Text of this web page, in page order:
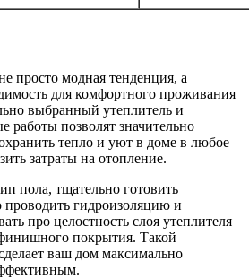
просто модная тенденция, а
для комфортного проживания
выбранный утеплитель и
работы позволят значительно
тепло и уют в доме в любое
затраты на отопление.
пола, тщательно готовить
проводить гидроизоляцию и
про целостность слоя утеплителя
покрытия. Такой
ваш дом максимально